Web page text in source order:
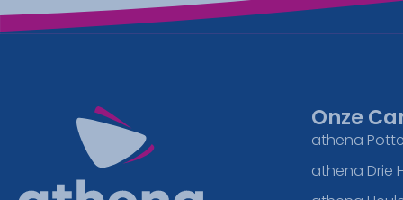
Onze
athena
athena Drie